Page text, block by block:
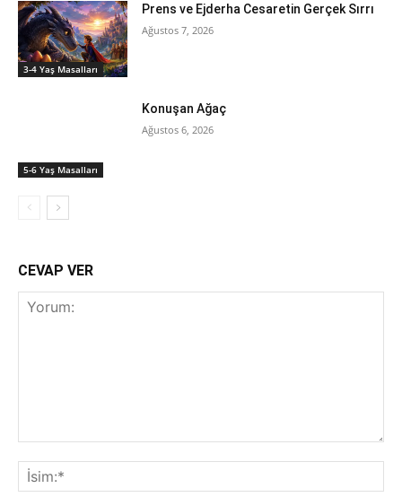
3-4 Yaş Masalları
Prens ve Ejderha Cesaretin Gerçek Sırrı
Ağustos 7, 2026
5-6 Yaş Masalları
Konuşan Ağaç
Ağustos 6, 2026
CEVAP VER